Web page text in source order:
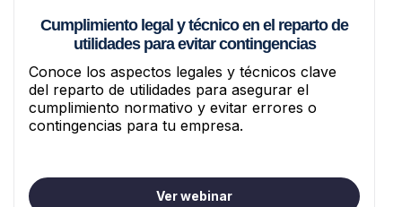
Cumplimiento legal y técnico en el reparto de
utilidades para evitar contingencias
Conoce los aspectos legales y técnicos clave
del reparto de utilidades para asegurar el
cumplimiento normativo y evitar errores o
contingencias para tu empresa.
Ver webinar